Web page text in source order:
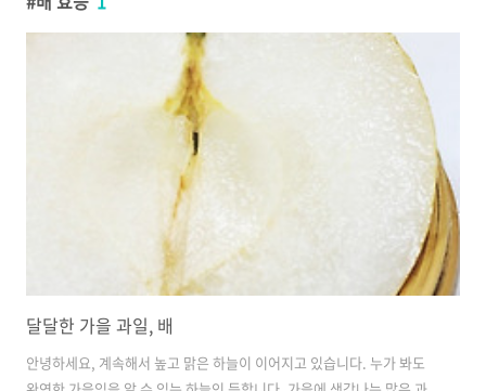
달달한 가을 과일, 배
안녕하세요, 계속해서 높고 맑은 하늘이 이어지고 있습니다. 누가 봐도